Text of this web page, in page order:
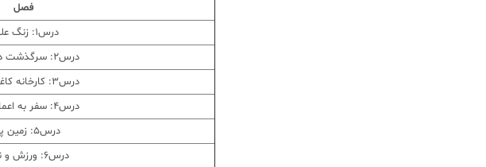
فصل
درس1: زنگ علوم
درس2: سرگذشت دفتر من
درس3: کارخانه کاغذ سازی
درس4: سفر به اعماق زمین
درس5: زمین پویا
درس6: ورزش و نیرو 1